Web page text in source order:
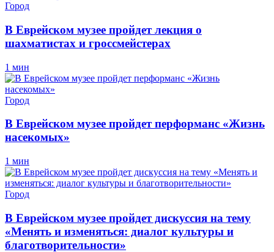
Город
В Еврейском музее пройдет лекция о
шахматистах и гроссмейстерах
1 мин
Город
В Еврейском музее пройдет перформанс «Жизнь
насекомых»
1 мин
Город
В Еврейском музее пройдет дискуссия на тему
«‎Менять и изменяться: диалог культуры и
благотворительности»‎